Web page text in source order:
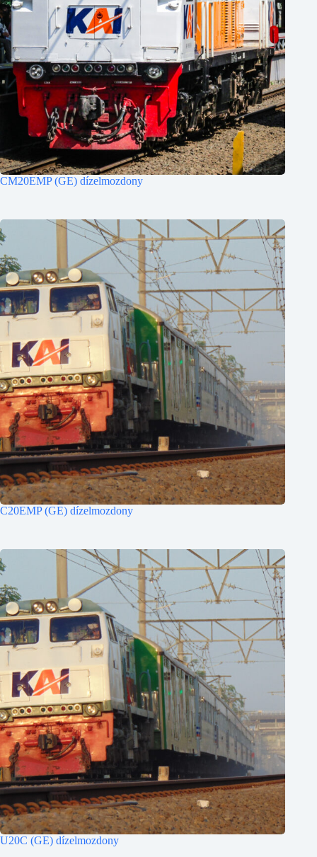
CM20EMP (GE) dízelmozdony
C20EMP (GE) dízelmozdony
U20C (GE) dízelmozdony